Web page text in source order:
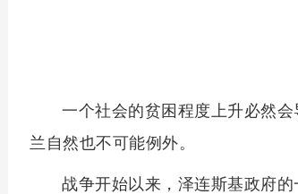
一个社会的贫困程度上升必然
兰自然也不可能例外。
战争开始以来，泽连斯基政府